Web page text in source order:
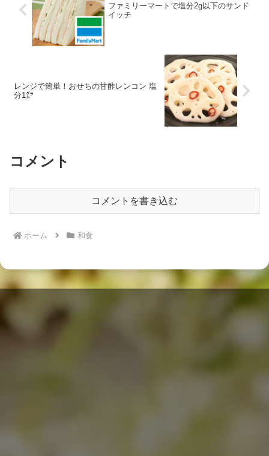
ファミリーマートで塩分2g以下のサンド
イッチ
レンジで簡単！おせちの甘酢レンコン 塩
分1㌘
コメント
コメントを書き込む
ホーム 和食